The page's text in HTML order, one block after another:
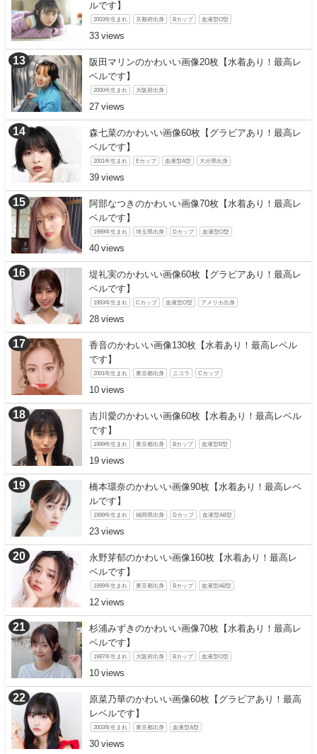
ルです】
2003年生まれ 京都府出身 Bカップ 血液型O型
33
阪田マリンのかわいい画像20枚【水着あり！最高レ
ベルです】
2000年生まれ 大阪府出身
27
森七菜のかわいい画像60枚【グラビアあり！最高レ
ベルです】
2001年生まれ Eカップ 血液型A型 大分県出身
39
阿部なつきのかわいい画像70枚【水着あり！最高レ
ベルです】
1999年生まれ 埼玉県出身 Dカップ 血液型O型
40
堤礼実のかわいい画像60枚【グラビアあり！最高レ
ベルです】
1993年生まれ Cカップ 血液型O型 アメリカ出身
28
香音のかわいい画像130枚【水着あり！最高レベル
です】
2001年生まれ 東京都出身 ニコラ Cカップ
10
吉川愛のかわいい画像60枚【水着あり！最高レベル
です】
1999年生まれ 東京都出身 Bカップ 血液型B型
19
橋本環奈のかわいい画像90枚【水着あり！最高レベ
ルです】
1999年生まれ 福岡県出身 Dカップ 血液型AB型
23
永野芽郁のかわいい画像160枚【水着あり！最高レ
ベルです】
1999年生まれ 東京都出身 Bカップ 血液型AB型
12
杉浦みずきのかわいい画像70枚【水着あり！最高レ
ベルです】
1997年生まれ 大阪府出身 Bカップ 血液型O型
10
原菜乃華のかわいい画像60枚【グラビアあり！最高
レベルです】
2003年生まれ 東京都出身 血液型A型
30